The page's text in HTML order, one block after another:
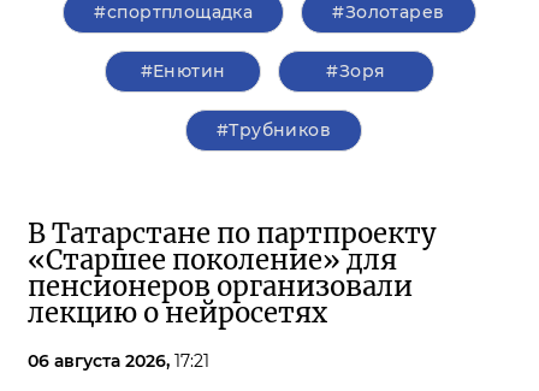
#спортплощадка #Золотарев
#Енютин #Зоря
#Трубников
В Татарстане по партпроекту
«Старшее поколение» для
пенсионеров организовали
лекцию о нейросетях
06 августа 2026, 17:21